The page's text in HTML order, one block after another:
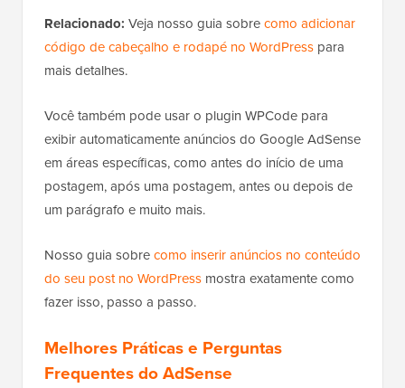
Relacionado: Veja nosso guia sobrecomo adicionar
código de cabeçalho e rodapé no WordPress para
mais detalhes.
Você também pode usar o plugin WPCode para
exibir automaticamente anúncios do Google AdSense
em áreas específicas, como antes do início de uma
postagem, após uma postagem, antes ou depois de
um parágrafo e muito mais.
Nosso guia sobrecomo inserir anúncios no conteúdo
do seu post no WordPress mostra exatamente como
fazer isso, passo a passo.
Melhores Práticas e Perguntas
Frequentes do AdSense